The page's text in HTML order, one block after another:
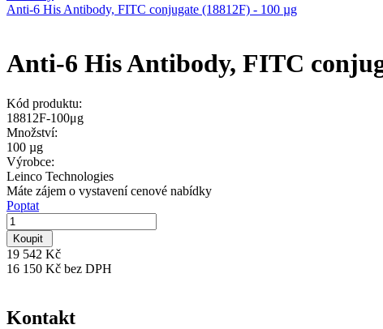
Anti-6 His Antibody, FITC conjugate (18812F) - 100 µg
Anti-6 His Antibody, FITC
Kód produktu:
18812F-100μg
Množství:
100 µg
Výrobce:
Leinco Technologies
Máte zájem o vystavení cenové nabídky
Poptat
Koupit
19 542 Kč
16 150 Kč bez DPH
Kontakt